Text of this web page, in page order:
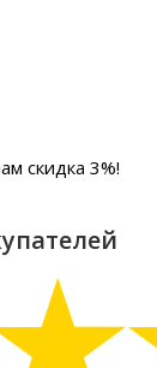
скидка 3%!